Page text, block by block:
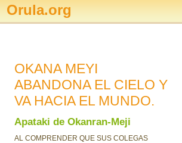
Orula.org
OKANA MEYI
ABANDONA EL CIELO Y
VA HACIA EL MUNDO.
Apataki de Okanran-Meji
AL COMPRENDER QUE SUS COLEGAS